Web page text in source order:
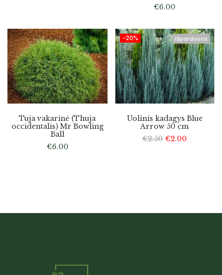
€6.00
Tuja vakarinė (Thuja
occidentalis) Mr Bowling
Ball
€6.00
-20% Išparduota
Uolinis kadagys Blue
Arrow 50 cm
€2.50 €2.00